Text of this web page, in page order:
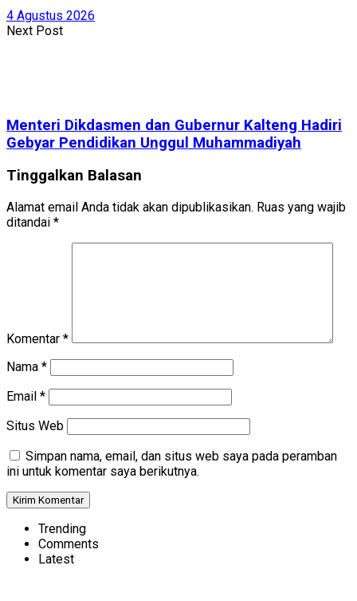
4 Agustus 2026
Next Post
Menteri Dikdasmen dan Gubernur Kalteng Hadiri
Gebyar Pendidikan Unggul Muhammadiyah
Tinggalkan Balasan
Alamat email Anda tidak akan dipublikasikan. Ruas yang wajib
ditandai *
Komentar *
Nama *
Email *
Situs Web
Simpan nama, email, dan situs web saya pada peramban
ini untuk komentar saya berikutnya.
Trending
Comments
Latest